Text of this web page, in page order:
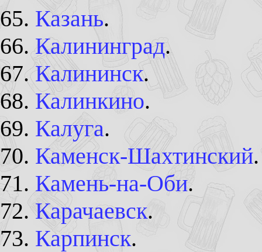
Казань.
Калининград.
Калининск.
Калинкино.
Калуга.
Каменск-Шахтинский.
Камень-на-Оби.
Карачаевск.
Карпинск.